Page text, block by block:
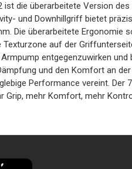
ist die überarbeitete Version
und Downhillgriff bietet
Die überarbeitete Ergonomie
auf der
entgegenzuwirken
und den Komfort an
Performance vereint. Der
Grip, mehr Komfort, mehr